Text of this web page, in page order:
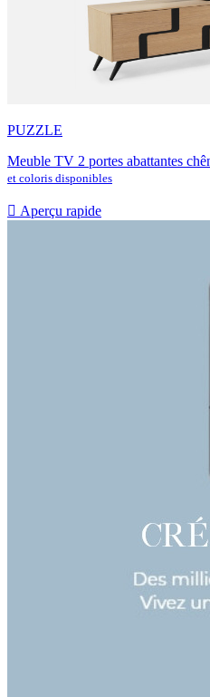
PUZZLE
Meuble TV 2 portes abattantes
et coloris disponibles
 Aperçu rapide